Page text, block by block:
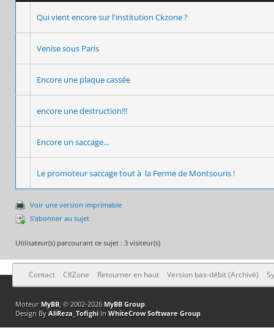
Qui vient encore sur l'institution Ckzone ?
Venise sous Paris
Encore une plaque cassée
encore une destruction!!!
Encore un saccage...
Le promoteur saccage tout à la Ferme de Montsouris !
Voir une version imprimable
S’abonner au sujet
Utilisateur(s) parcourant ce sujet : 3 visiteur(s)
Contact CKZone Retourner en haut Version bas-débit (Archivé)
Moteur MyBB, © 2002-2026 MyBB Group.
Design By AliReza_TofighiIn WhiteCrow Software Group.